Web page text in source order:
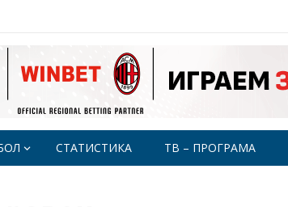
СТАТИСТИКА ТВ – ПРОГРАМА